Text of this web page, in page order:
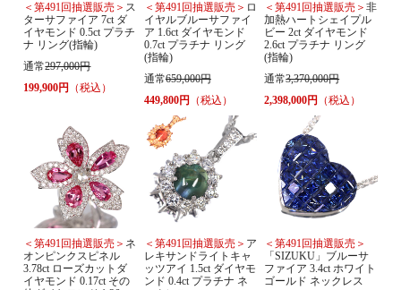
＜第491回抽選販売＞ ス
ターサファイア 7ct ダ
イヤモンド 0.5ct プラチ
ナ リング(指輪)
通常297,000円
199,900円
（税込）
＜第491回抽選販売＞ ロ
イヤルブルーサファイ
ア 1.6ct ダイヤモンド
0.7ct プラチナ リング
(指輪)
通常659,000円
449,800円
（税込）
＜第491回抽選販売＞非
加熱ハートシェイプル
ビー 2ct ダイヤモンド
2.6ct プラチナ リング
(指輪)
通常3,370,000円
2,398,000円
（税込）
＜第491回抽選販売＞ ネ
オンピンクスピネル
3.78ct ローズカットダ
イヤモンド 0.17ct その
＜第491回抽選販売＞ ア
レキサンドライトキャ
ッツアイ 1.5ct ダイヤモ
ンド 0.4ct プラチナ ネ
＜第491回抽選販売＞
「SIZUKU」ブルーサ
ファイア 3.4ct ホワイト
ゴールド ネックレス